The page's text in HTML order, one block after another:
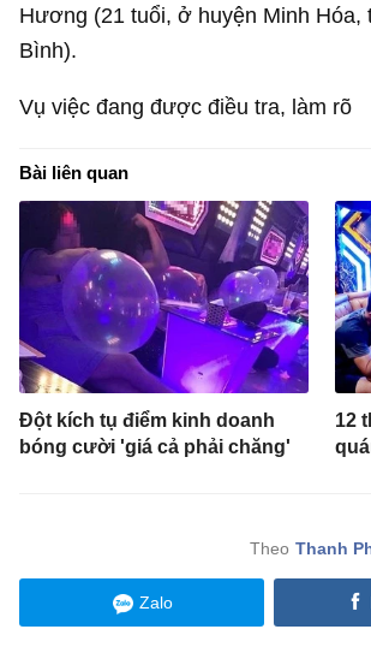
Hương (21 tuổi, ở huyện Minh Hóa,
Bình).
Vụ việc đang được điều tra, làm rõ
Bài liên quan
Đột kích tụ điểm kinh doanh
bóng cười 'giá cả phải chăng'
12
Thanh
Zalo